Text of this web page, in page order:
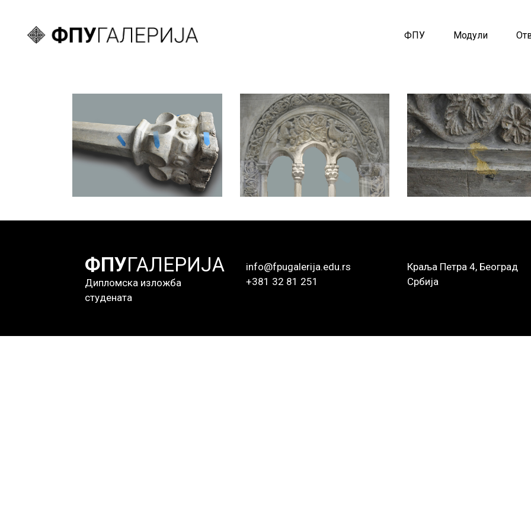
ФПУ Модули
Александра
Поповић
Конзервација и
рестаурација скулптура
2019/20
Теодора
Васиљевић
Конзервација и
рестаурација скулптура
2019/20
Вељко
Јоковић
Конзервација и
рестаурација скулптура
2019/20
ФПУГАЛЕРИЈА
Дипломска изложба
студената
info@fpugalerija.edu.rs
+381 32 81 251
Краља Петра 4, Београд
Србија